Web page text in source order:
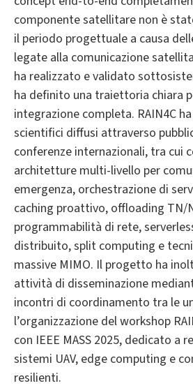
componente satellitare non è
il periodo progettuale a causa
legate alla comunicazione
ha realizzato e validato
ha definito una traiettoria chiara
integrazione completa. RAIN4C
scientifici diffusi attraverso
conferenze internazionali, tra cui
architetture multi-livello per
emergenza, orchestrazione di
caching proattivo, offloading
programmabilità di rete,
distribuito, split computing e
massive MIMO. Il progetto ha
attività di disseminazione
incontri di coordinamento tra le
l’organizzazione del workshop
con IEEE MASS 2025, dedicato a
sistemi UAV, edge computing e
resilienti.